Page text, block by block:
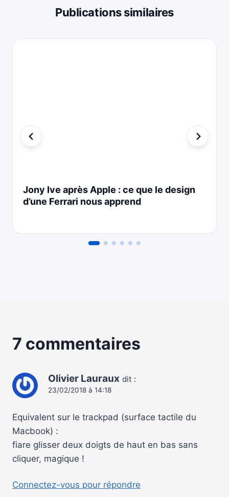
Publications similaires
Jony Ive après Apple : ce que le design
d’une Ferrari nous apprend
7 commentaires
Olivier Lauraux dit :
23/02/2018 à 14:18
Equivalent sur le trackpad (surface tactile du
Macbook) :
fiare glisser deux doigts de haut en bas sans
cliquer, magique !
Connectez-vous pour répondre